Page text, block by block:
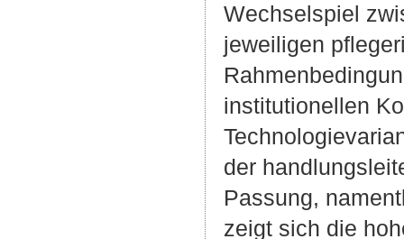
Wechselspiel
jeweiligen
institutionellen
der
Passung,
zeigt sich die